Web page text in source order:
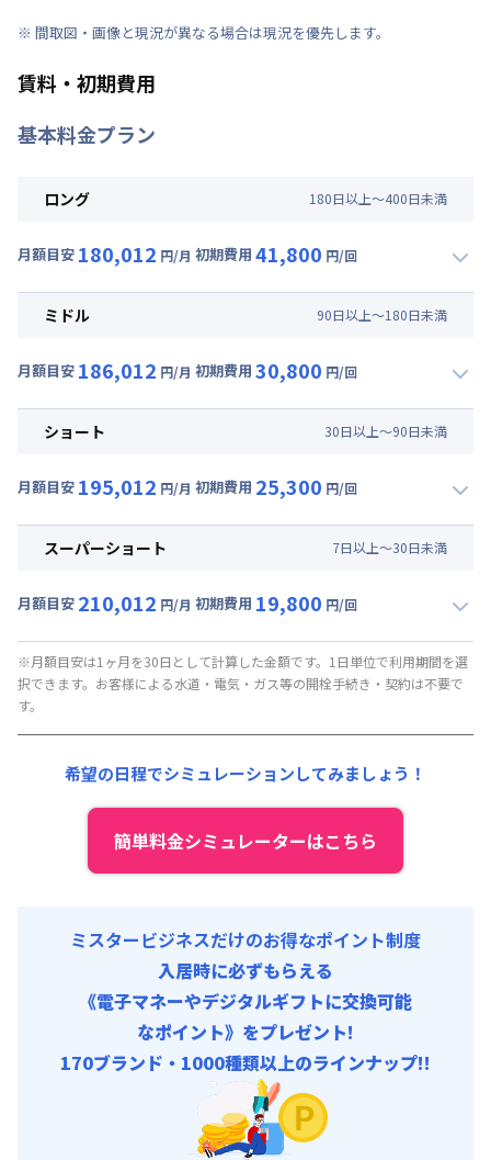
※ 間取図・画像と現況が異なる場合は現況を優先します。
賃料・初期費用
基本料金プラン
ロング 180日以上～400日未満
月額目安 180,012 円/月 初期費用 41,800 円/回
月額賃料目安(30日利用)
光熱費他 : 40,920円/月 (1,364円/日) (税抜)
ミドル 90日以上～180日未満
月額目安 186,012 円/月 初期費用 30,800 円/回
月額賃料目安(30日利用)
光熱費他 : 40,920円/月 (1,364円/日) (税抜)
ショート 30日以上～90日未満
月額目安 195,012 円/月 初期費用 25,300 円/回
月額賃料目安(30日利用)
光熱費他 : 40,920円/月 (1,364円/日) (税抜)
スーパーショート 7日以上～30日未満
月額目安 210,012 円/月 初期費用 19,800 円/回
月額賃料目安(30日利用)
賃料 : 150,000円/月 (5,000円/日) (税抜)
光熱費他 :
※月額目安は1ヶ月を30日として計算した金額です。1日単位で利用期間を選
択できます。お客様による水道・電気・ガス等の開栓手続き・契約は不要で
す。
希望の日程でシミュレーションしてみましょう！
簡単料金シミュレーターはこちら
ミスタービジネスだけのお得なポイント制度
入居時に必ずもらえる
《電子マネーやデジタルギフトに交換可能
なポイント》をプレゼント!
170ブランド・1000種類以上のラインナップ!!